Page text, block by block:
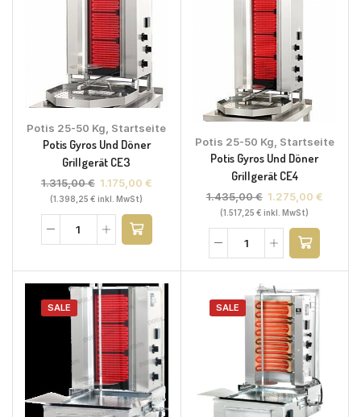
Potis 25-50 Kg Startseite
Potis Gyros Und Döner
Grillgerät CE3
1.315,00€ 1.175,00 €
(1.398,25€ inkl. MwSt)
Potis 25-50 Kg Startseite
Potis Gyros Und Döner
Grillgerät CE4
1.435,00€ 1.275,00 €
(1.517,25€ inkl. MwSt)
SALE SALE